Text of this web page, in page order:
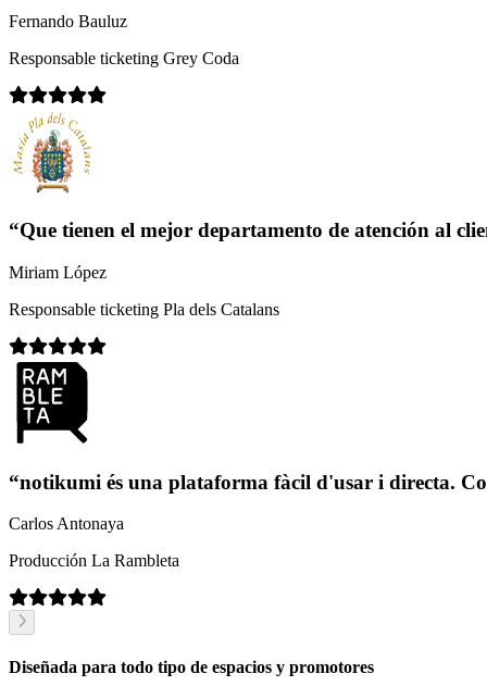
Fernando Bauluz
Responsable ticketing Grey Coda
“Que tienen el mejor departamento de atención al
Miriam López
Responsable ticketing Pla dels Catalans
“notikumi és una plataforma fàcil d'usar i directa.
Carlos Antonaya
Producción La Rambleta
Diseñada para todo tipo de espacios y promotores